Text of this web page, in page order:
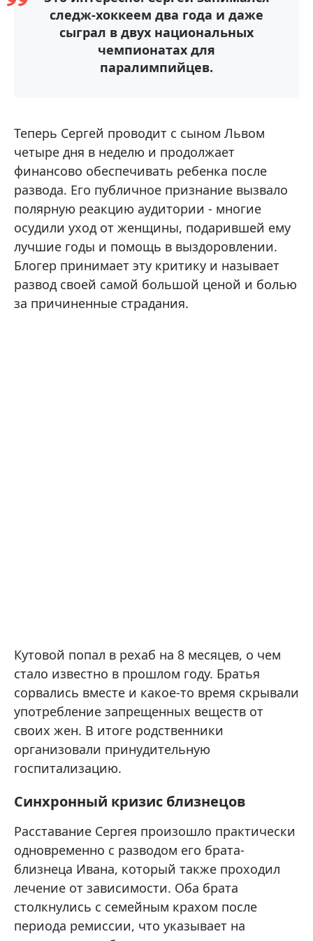
следж-хоккеем два года и даже
сыграл в двух национальных
чемпионатах для
паралимпийцев.
Теперь Сергей проводит с сыном Львом
четыре дня в неделю и продолжает
финансово обеспечивать ребенка после
развода. Его публичное признание вызвало
полярную реакцию аудитории - многие
осудили уход от женщины, подарившей ему
лучшие годы и помощь в выздоровлении.
Блогер принимает эту критику и называет
развод своей самой большой ценой и болью
за причиненные страдания.
Кутовой попал в рехаб на 8 месяцев, о чем
стало известно в прошлом году. Братья
сорвались вместе и какое-то время скрывали
употребление запрещенных веществ от
своих жен. В итоге родственники
организовали принудительную
госпитализацию.
Синхронный кризис близнецов
Расставание Сергея произошло практически
одновременно с разводом его брата-
близнеца Ивана, который также проходил
лечение от зависимости. Оба брата
столкнулись с семейным крахом после
периода ремиссии, что указывает на